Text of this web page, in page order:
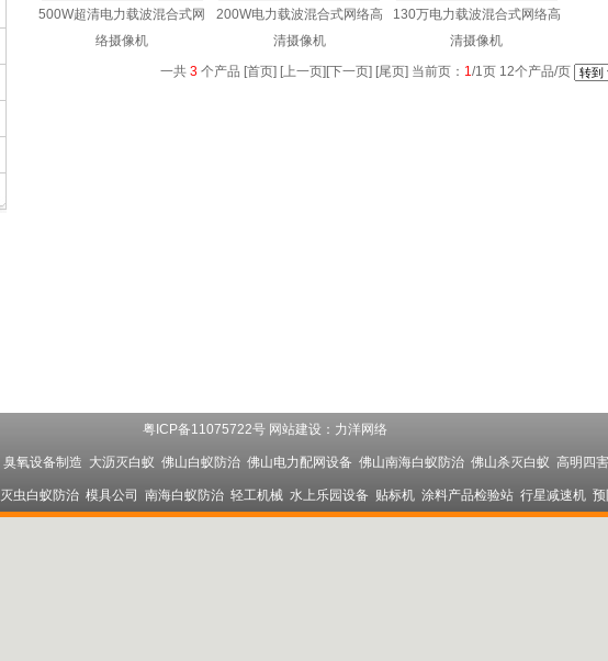
500W超清电力载波混合式网
络摄像机
200W电力载波混合式网络高
清摄像机
130万电力载波混合式网络高
清摄像机
一共 3个产品 [首页] [上一页] [下一页] [尾页] 当前页： 1/1页 12个产品/页
粤ICP备11075722号 网站建设 ： 力洋网络
臭氧设备制造 大沥灭白蚁 佛山白蚁防治 佛山电力配网设备 佛山南海白蚁防治 佛山杀灭白蚁 高明四
灭虫白蚁防治 模具公司 南海白蚁防治 轻工机械 水上乐园设备 贴标机 涂料产品检验站 行星减速机 预